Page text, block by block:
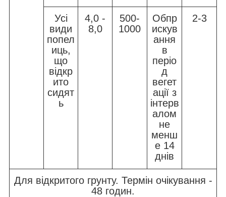
Усі
види
попел
иць,
що
відкр
ито
сидят
ь
4,0 -
8,0
500-
1000
Обпр
искув
ання
в
періо
д
вегет
ації з
інтерв
алом
не
менш
е 14
днів
2-3
Для відкритого грунту. Термін очікування -
48 годин.